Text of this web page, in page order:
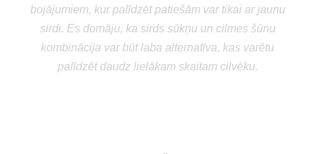
bojājumiem, kur palīdzēt patiešām var tikai ar jaunu
sirdi. Es domāju, ka sirds sūkņu un cilmes šūnu
kombinācija var būt laba alternatīva, kas varētu
palīdzēt daudz lielākam skaitam cilvēku.